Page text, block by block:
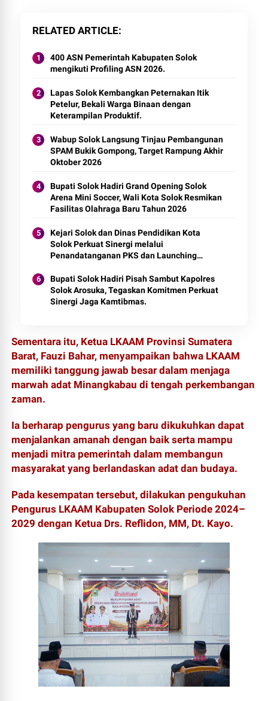
RELATED ARTICLE
400 ASN Pemerintah Kabupaten Solok
mengikuti Profiling ASN 2026.
Lapas Solok Kembangkan Peternakan Itik
Petelur, Bekali Warga Binaan dengan
Keterampilan Produktif.
Wabup Solok Langsung Tinjau Pembangunan
SPAM Bukik Gompong, Target Rampung Akhir
Oktober 2026
Bupati Solok Hadiri Grand Opening Solok
Arena Mini Soccer, Wali Kota Solok Resmikan
Fasilitas Olahraga Baru Tahun 2026
Kejari Solok dan Dinas Pendidikan Kota
Solok Perkuat Sinergi melalui
Penandatanganan PKS dan Launching
Bupati Solok Hadiri Pisah Sambut Kapolres
Solok Arosuka, Tegaskan Komitmen Perkuat
Sinergi Jaga Kamtibmas.
Sementara itu, Ketua LKAAM Provinsi Sumatera
Barat, Fauzi Bahar, menyampaikan bahwa LKAAM
memiliki tanggung jawab besar dalam menjaga
marwah adat Minangkabau di tengah perkembangan
zaman.
Ia berharap pengurus yang baru dikukuhkan dapat
menjalankan amanah dengan baik serta mampu
menjadi mitra pemerintah dalam membangun
masyarakat yang berlandaskan adat dan budaya.
Pada kesempatan tersebut, dilakukan pengukuhan
Pengurus LKAAM Kabupaten Solok Periode 2024–
2029 dengan Ketua Drs. Reflidon, MM, Dt. Kayo.